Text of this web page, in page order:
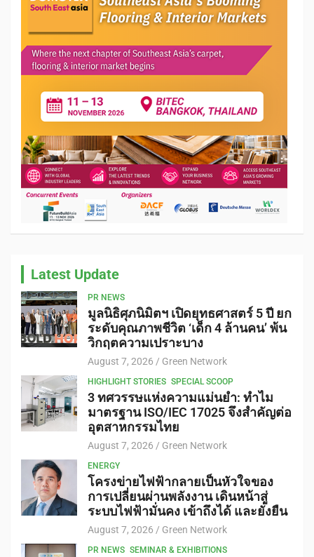
Latest Update
PR NEWS
มูลนิธิศุภนิมิตฯ เปิดยุทธศาสตร์ 5 ปี ยก
ระดับคุณภาพชีวิต ‘เด็ก 4 ล้านคน’ พ้น
วิกฤตความเปราะบาง
August 7, 2026 Green Network
HIGHLIGHT STORIES SPECIAL SCOOP
3 ทศวรรษแห่งความแม่นยำ: ทำไม
มาตรฐาน ISO/IEC 17025 จึงสำคัญต่อ
อุตสาหกรรมไทย
August 7, 2026 Green Network
ENERGY
โครงข่ายไฟฟ้ากลายเป็นหัวใจของ
การเปลี่ยนผ่านพลังงาน เดินหน้าสู่
ระบบไฟฟ้ามั่นคง เข้าถึงได้ และยั่งยืน
August 7, 2026 Green Network
PR NEWS SEMINAR & EXHIBITIONS